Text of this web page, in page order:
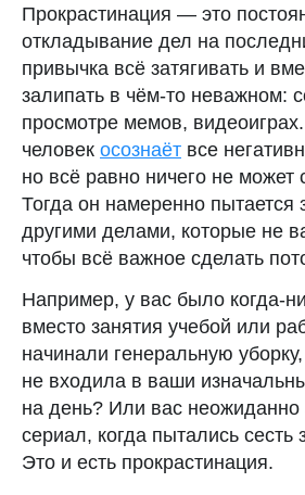
Прокрастинация — это
откладывание дел на
привычка всё затягивать и
залипать в чём-то неважном:
просмотре мемов,
человек осознаёт все
но всё равно ничего не может
Тогда он намеренно пытается
другими делами, которые не
чтобы всё важное сделать
Например, у вас было когда-
вместо занятия учебой или
начинали генеральную
не входила в ваши
на день? Или вас неожиданно
сериал, когда пытались сесть
Это и есть прокрастинация.
Скачивайте трекер месячных
Clatch
Доступно на всех площадках